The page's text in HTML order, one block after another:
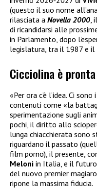
(questo il suo nome
rilasciata a Novella 2000
di ricandidarsi alle
in Parlamento, dopo
legislatura, tra il 1987 e il
Cicciolina è
«Per ora c’è l’idea. Ci
contenuti come «la
sperimentazione sugli
pochi, il diritto allo
lunga chiacchierata sono
riguardano il passato
film porno), il presente,
Meloni in Italia, e il
del nuovo premier magiaro
ripone la massima fiducia.